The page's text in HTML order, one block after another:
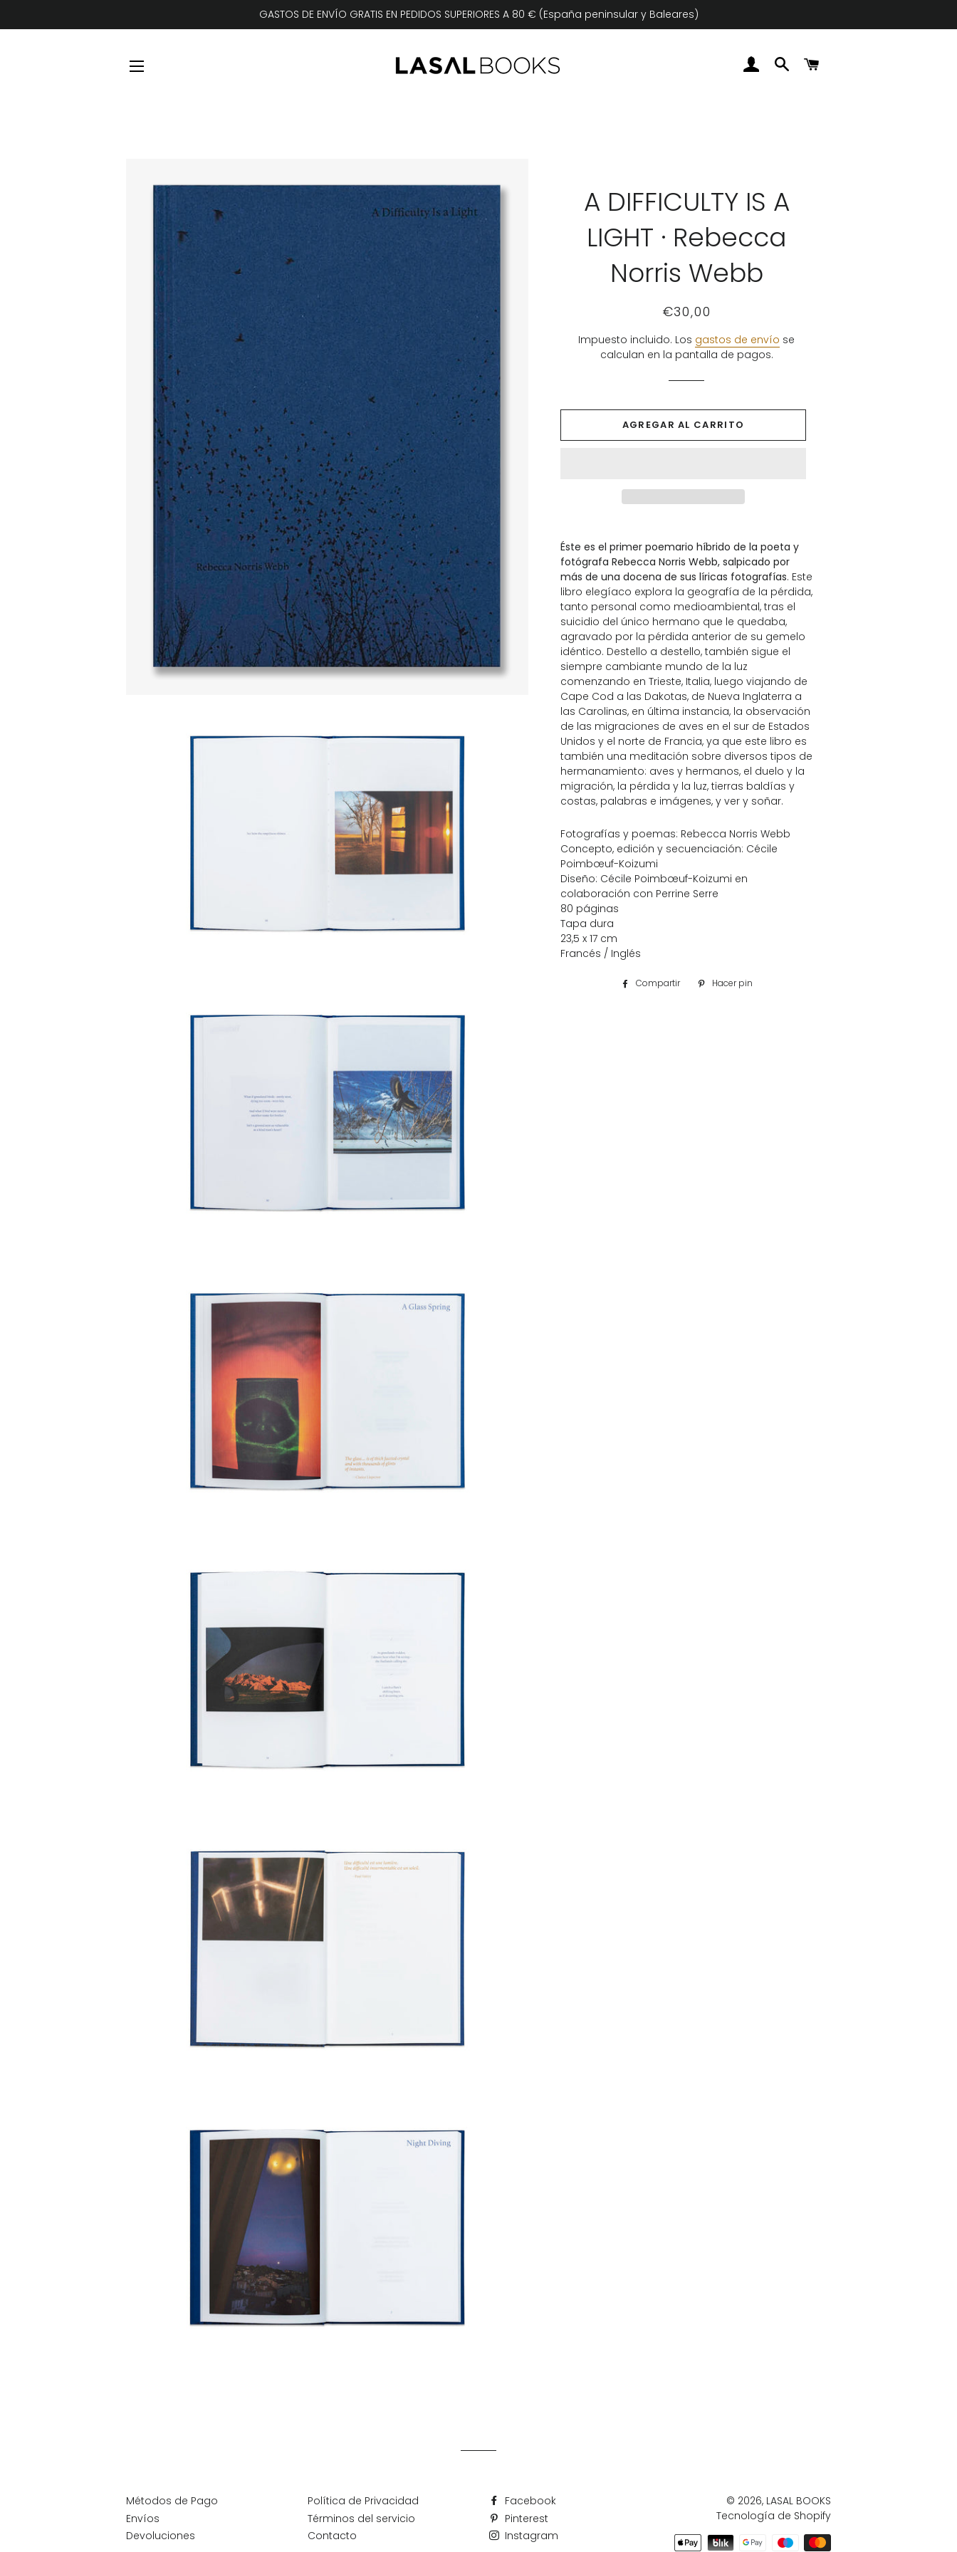
GASTOS DE ENVÍO GRATIS EN PEDIDOS SUPERIORES A 80 € (España peninsular y Baleares)
INICIAR SESIÓN
BUSCAR
A DIFFICULTY IS A
LIGHT · Rebecca
Norris Webb
Precio
Precio
venta
€30,00
Impuesto incluido. Los gastos de envío se
calculan en la pantalla de pagos.
AGREGAR AL CARRITO
Éste es el primer poemario híbrido de la poeta y
fotógrafa Rebecca Norris Webb, salpicado por
más de una docena de sus líricas fotografías. Este
libro elegíaco explora la geografía de la pérdida,
tanto personal como medioambiental, tras el
suicidio del único hermano que le quedaba,
agravado por la pérdida anterior de su gemelo
idéntico. Destello a destello, también sigue el
siempre cambiante mundo de la luz
comenzando en Trieste, Italia, luego viajando de
Cape Cod a las Dakotas, de Nueva Inglaterra a
las Carolinas, en última instancia, la observación
de las migraciones de aves en el sur de Estados
Unidos y el norte de Francia, ya que este libro es
también una meditación sobre diversos tipos de
hermanamiento: aves y hermanos, el duelo y la
migración, la pérdida y la luz, tierras baldías y
costas, palabras e imágenes, y ver y soñar.
Fotografías y poemas: Rebecca Norris Webb
Concepto, edición y secuenciación: Cécile
Poimbœuf-Koizumi
Diseño: Cécile Poimbœuf-Koizumi en
colaboración con Perrine Serre
80 páginas
Tapa dura
23,5 x 17 cm
Francés / Inglés
Compartir
CompartirHacer pin
Métodos de Pago
Envíos
Devoluciones
Política de Privacidad
Términos del servicio
Contacto
Facebook
Pinterest
Instagram
© 2026, LASAL BOOKS
Tecnología de Shopify